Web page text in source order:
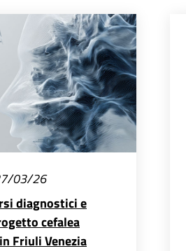
03/26
diagnostici e
cefalea
Friuli Venezia